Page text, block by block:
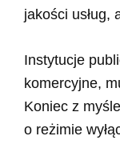
jakości usług,
Instytucje
komercyjne,
Koniec z
o reżimie